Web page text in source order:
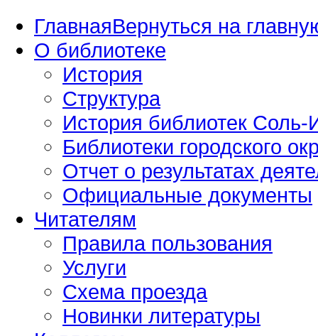
ГлавнаяВернуться на
О библиотеке
История
Структура
История библиотек Соль-
Библиотеки городского
Отчет о результатах
Официальные документы
Читателям
Правила пользования
Услуги
Схема проезда
Новинки литературы